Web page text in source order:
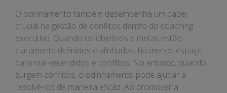
O odinhamento também desempenha um papel
crucial na gestão de conflitos dentro do coaching
executivo. Quando os objetivos e metas estão
claramente definidos e alinhados, há menos espaço
para mal-entendidos e conflitos. No entanto, quando
surgem conflitos, o odinhamento pode ajudar a
resolvê-los de maneira eficaz. Ao promover a